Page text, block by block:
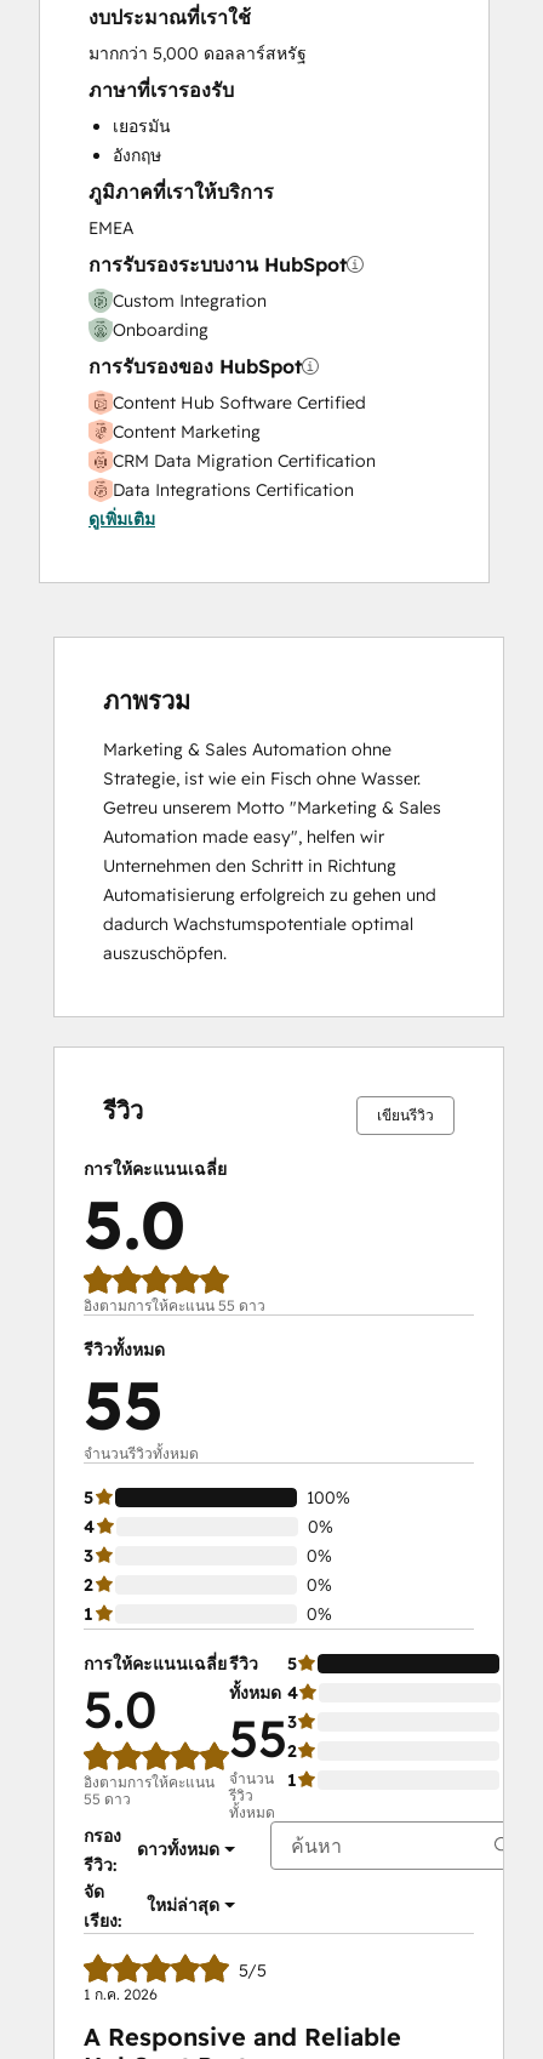
Website Migration
งบประมาณที่เราใช้
มากกว่า 5,000 ดอลลาร์สหรัฐ
ภาษาที่เรารองรับ
เยอรมัน
อังกฤษ
ภูมิภาคที่เราให้บริการ
EMEA
การรับรองระบบงาน HubSpot
Custom Integration
Onboarding
การรับรองของ HubSpot
Content Hub Software Certified
Content Marketing
CRM Data Migration Certification
Data Integrations Certification
Digital Advertising
Email Marketing Certification
Frictionless Sales
HubSpot Architecture I: Data Models and
HubSpot CMS for Developers II
HubSpot Content Hub Software
HubSpot Email Marketing Software
Certification
HubSpot Implementation for Partners
HubSpot Marketing Hub Software
Certification
HubSpot Reporting
Certification
HubSpot Sales Software
HubSpot Trainer Certification
Inbound Marketing
Inbound Marketing Optimization
Inbound Sales
Marketing Hub Demo
Objectives-Based Onboarding
Platform Consulting
Revenue Operations
Sales Enablement
Sales Hub Demo
Sales Hub Implementation
for Developing a Successful Modern
Salesforce Integration Certification
Service Hub Software
Social Media Marketing Certification
Social Media Marketing Certification II
Solutions Architecture Foundations
ดูเพิ่มเติม
ภาพรวม
Marketing & Sales Automation ohne
Strategie, ist wie ein Fisch ohne Wasser.
Getreu unserem Motto "Marketing & Sales
Automation made easy", helfen wir
Unternehmen den Schritt in Richtung
Automatisierung erfolgreich zu gehen und
dadurch Wachstumspotentiale optimal
auszuschöpfen.
รีวิว เขียนรีวิว
การให้คะแนนเฉลี่ย
5.0
อิงตามการให้คะแนน 55 ดาว
รีวิวทั้งหมด
55
จำนวนรีวิวทั้งหมด
5
100%
4
0%
0%
3
0%
0%
2
0%
0%
1
0%
0%
การให้คะแนนเฉลี่ย
5.0
อิงตามการให้คะแนน
55 ดาว
รีวิว
ทั้งหมด
55
จำนวน
รีวิว
ทั้งหมด
5
100%
4
3
2
1
กรอง
รีวิว:
ดาวทั้งหมด
จัด
เรียง:
ใหม่ล่าสุด
5/5
1 ก.ค. 2026
A Responsive and Reliable